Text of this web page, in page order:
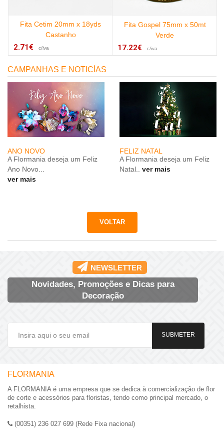
Fita Cetim 20mm x 18yds
Castanho
2.71€ c/iva
Fita Gospel 75mm x 50mt
Verde
17.22€ c/iva
CAMPANHAS E NOTICÍAS
ANO NOVO
A Flormania deseja um Feliz
Ano Novo...
ver mais
FELIZ NATAL
A Flormania deseja um Feliz
Natal..
ver mais
NEWSLETTER
Novidades, Promoções e Dicas para
Decoração
SUBMETER
FLORMANIA
A FLORMANIA é uma empresa que se dedica à comercialização de flor
de corte e acessórios para floristas, tendo como principal mercado, o
retalhista.
(00351) 236 027 699 (Rede Fixa nacional)